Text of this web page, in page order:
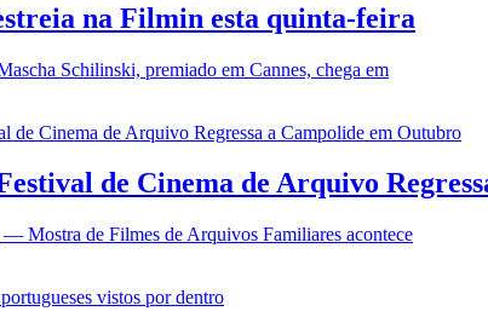
na Filmin esta quinta-feira
Schilinski, premiado em Cannes, chega em
de Cinema de Arquivo
Mostra de Filmes de Arquivos Familiares acontece